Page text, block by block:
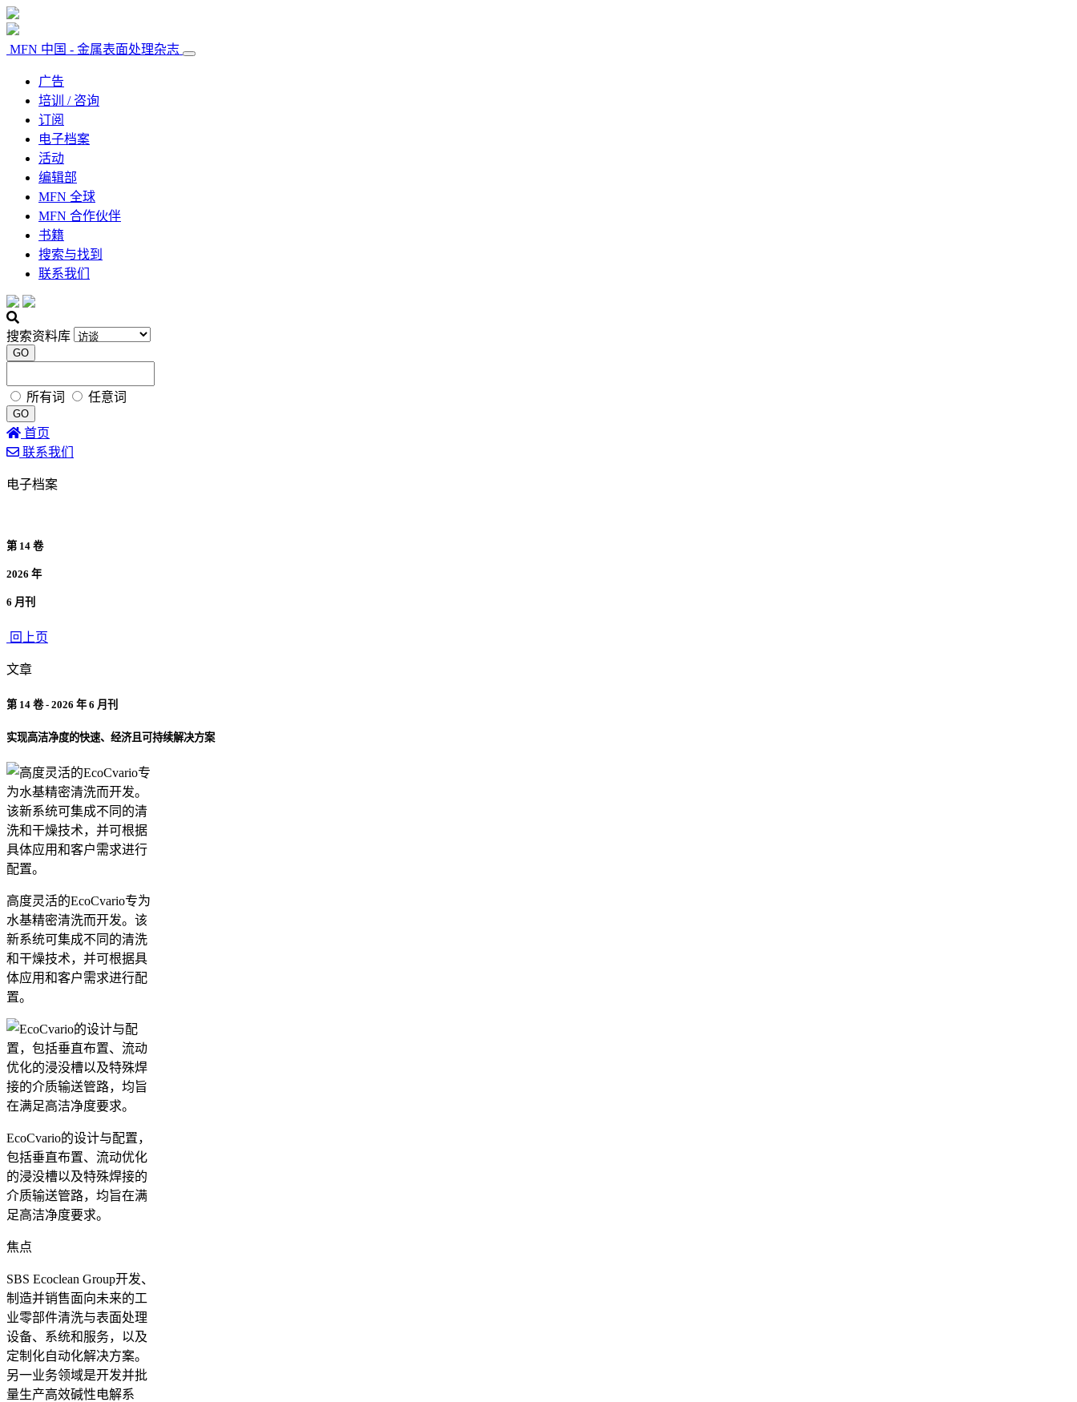
MFN 中国 - 金属表面处理杂志
广告
培训 / 咨询
订阅
电子档案
活动
编辑部
MFN 全球
MFN 合作伙伴
书籍
搜索与找到
联系我们
搜索资料库
GO
所有词 任意词
GO
首页
联系我们
电子档案
第 14 卷
2026 年
6 月刊
回上页
文章
第 14 卷 - 2026 年 6 月刊
实现高洁净度的快速、经济且可持续解决方案
高度灵活的EcoCvario专为
水基精密清洗而开发。该
新系统可集成不同的清洗
和干燥技术，并可根据具
体应用和客户需求进行配
置。
EcoCvario的设计与配置，
包括垂直布置、流动优化
的浸没槽以及特殊焊接的
介质输送管路，均旨在满
足高洁净度要求。
焦点
SBS Ecoclean Group开发、
制造并销售面向未来的工
业零部件清洗与表面处理
设备、系统和服务，以及
定制化自动化解决方案。
另一业务领域是开发并批
量生产高效碱性电解系